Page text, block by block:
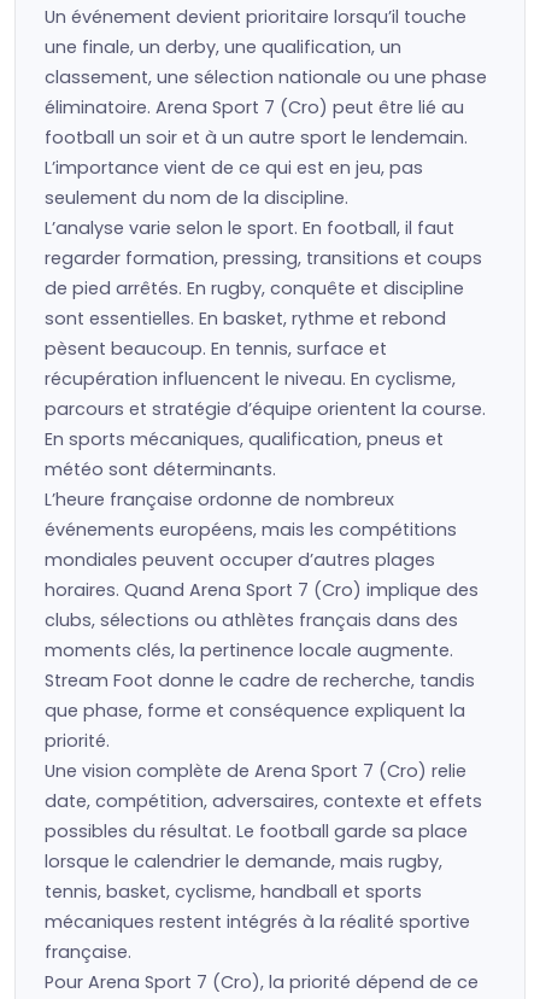
Un événement devient prioritaire lorsqu’il touche
une finale, un derby, une qualification, un
classement, une sélection nationale ou une phase
éliminatoire. Arena Sport 7 (Cro) peut être lié au
football un soir et à un autre sport le lendemain.
L’importance vient de ce qui est en jeu, pas
seulement du nom de la discipline.
L’analyse varie selon le sport. En football, il faut
regarder formation, pressing, transitions et coups
de pied arrêtés. En rugby, conquête et discipline
sont essentielles. En basket, rythme et rebond
pèsent beaucoup. En tennis, surface et
récupération influencent le niveau. En cyclisme,
parcours et stratégie d’équipe orientent la course.
En sports mécaniques, qualification, pneus et
météo sont déterminants.
L’heure française ordonne de nombreux
événements européens, mais les compétitions
mondiales peuvent occuper d’autres plages
horaires. Quand Arena Sport 7 (Cro) implique des
clubs, sélections ou athlètes français dans des
moments clés, la pertinence locale augmente.
Stream Foot donne le cadre de recherche, tandis
que phase, forme et conséquence expliquent la
priorité.
Une vision complète de Arena Sport 7 (Cro) relie
date, compétition, adversaires, contexte et effets
possibles du résultat. Le football garde sa place
lorsque le calendrier le demande, mais rugby,
tennis, basket, cyclisme, handball et sports
mécaniques restent intégrés à la réalité sportive
française.
Pour Arena Sport 7 (Cro), la priorité dépend de ce